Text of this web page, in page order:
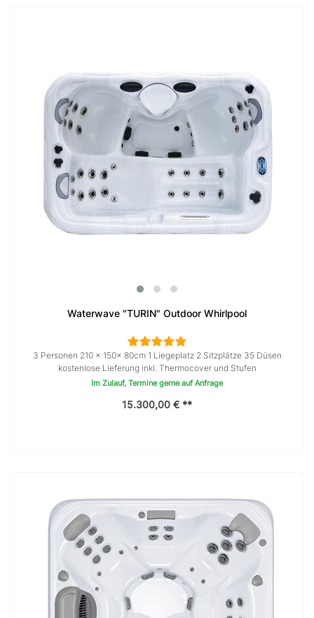
Waterwave "TURIN" Outdoor Whirlpool
3 Personen 210 × 150x 80cm 1 Liegeplatz 2 Sitzplätze 35 Düsen
kostenlose Lieferung inkl. Thermocover und Stufen
Im Zulauf, Termine gerne auf Anfrage
15.300,00 € **